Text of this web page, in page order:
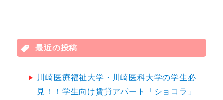
ー
ョ
最近の投稿
川崎医療福祉大学・川崎医科大学の学生必
見！！学生向け賃貸アパート「ショコラ」